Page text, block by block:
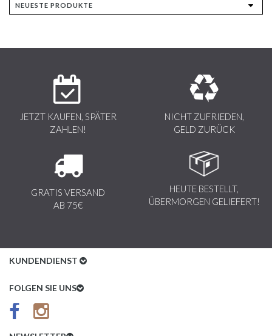
JETZT KAUFEN, SPÄTER
ZAHLEN!
NICHT ZUFRIEDEN,
GELD ZURÜCK
GRATIS VERSAND
AB 75€
HEUTE BESTELLT,
ÜBERMORGEN GELIEFERT!
KUNDENDIENST
Kundenservice
AGB
FOLGEN SIE UNS